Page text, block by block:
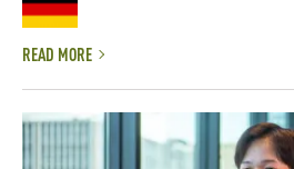
READ MORE